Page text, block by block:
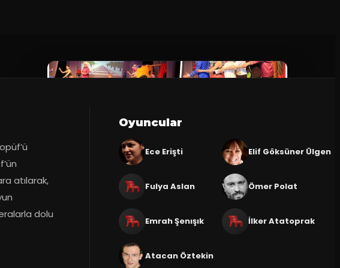
atılarak,
dolu
Oyuncular
Ece Erişti Elif Göksüner Ülgen
Fulya Aslan Ömer Polat
Emrah Şenışık İlker Atatoprak
Atacan Öztekin